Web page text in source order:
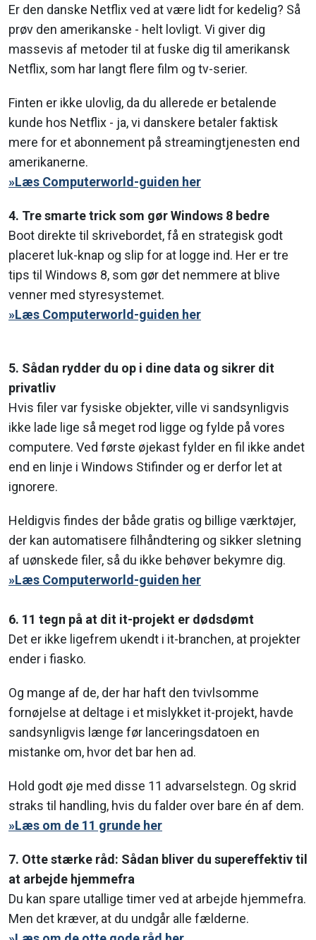
Er den danske Netflix ved at være lidt for kedelig? Så
prøv den amerikanske - helt lovligt. Vi giver dig
massevis af metoder til at fuske dig til amerikansk
Netflix, som har langt flere film og tv-serier.
Finten er ikke ulovlig, da du allerede er betalende
kunde hos Netflix - ja, vi danskere betaler faktisk
mere for et abonnement på streamingtjenesten end
amerikanerne.
»Læs Computerworld-guiden her
4. Tre smarte trick som gør Windows 8 bedre
Boot direkte til skrivebordet, få en strategisk godt
placeret luk-knap og slip for at logge ind. Her er tre
tips til Windows 8, som gør det nemmere at blive
venner med styresystemet.
»Læs Computerworld-guiden her
5. Sådan rydder du op i dine data og sikrer dit
privatliv
Hvis filer var fysiske objekter, ville vi sandsynligvis
ikke lade lige så meget rod ligge og fylde på vores
computere. Ved første øjekast fylder en fil ikke andet
end en linje i Windows Stifinder og er derfor let at
ignorere.
Heldigvis findes der både gratis og billige værktøjer,
der kan automatisere filhåndtering og sikker sletning
af uønskede filer, så du ikke behøver bekymre dig.
»Læs Computerworld-guiden her
6. 11 tegn på at dit it-projekt er dødsdømt
Det er ikke ligefrem ukendt i it-branchen, at projekter
ender i fiasko.
Og mange af de, der har haft den tvivlsomme
fornøjelse at deltage i et mislykket it-projekt, havde
sandsynligvis længe før lanceringsdatoen en
mistanke om, hvor det bar hen ad.
Hold godt øje med disse 11 advarselstegn. Og skrid
straks til handling, hvis du falder over bare én af dem.
»Læs om de 11 grunde her
7. Otte stærke råd: Sådan bliver du supereffektiv til
at arbejde hjemmefra
Du kan spare utallige timer ved at arbejde hjemmefra.
Men det kræver, at du undgår alle fælderne.